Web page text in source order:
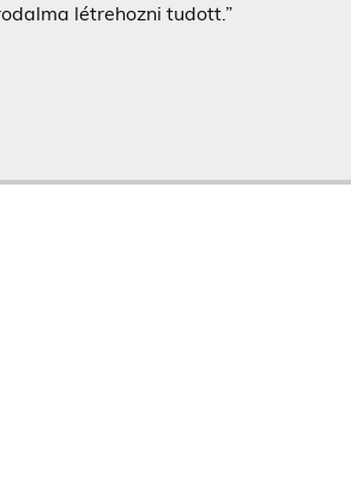
létrehozni tudott.”